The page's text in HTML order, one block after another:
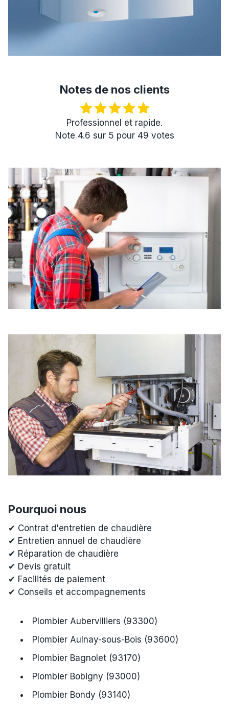
Notes de nos clients
Professionnel et rapide.
Note 4.6 sur 5 pour 49 votes
Pourquoi nous
✔ Contrat d'entretien de chaudière
✔ Entretien annuel de chaudière
✔ Réparation de chaudière
✔ Devis gratuit
✔ Facilités de paiement
✔ Conseils et accompagnements
Plombier Aubervilliers (93300)
Plombier Aulnay-sous-Bois (93600)
Plombier Bagnolet (93170)
Plombier Bobigny (93000)
Plombier Bondy (93140)